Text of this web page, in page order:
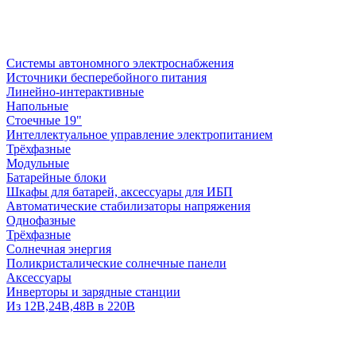
Системы автономного электроснабжения
Источники бесперебойного питания
Линейно-интерактивные
Напольные
Стоечные 19"
Интеллектуальное управление электропитанием
Трёхфазные
Модульные
Батарейные блоки
Шкафы для батарей, аксессуары для ИБП
Автоматические стабилизаторы напряжения
Однофазные
Трёхфазные
Солнечная энергия
Поликристалические солнечные панели
Аксессуары
Инверторы и зарядные станции
Из 12В,24В,48В в 220В